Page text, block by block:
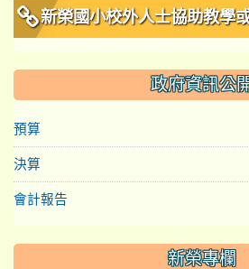
新榮國小校外人士協助教學
政府資訊公
預算
決算
會計報告
新榮專欄